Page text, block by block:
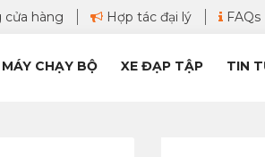
cửa hàng Hợp tác đại lý FAQs
MÁY CHẠY BỘ XE ĐẠP TẬP TIN